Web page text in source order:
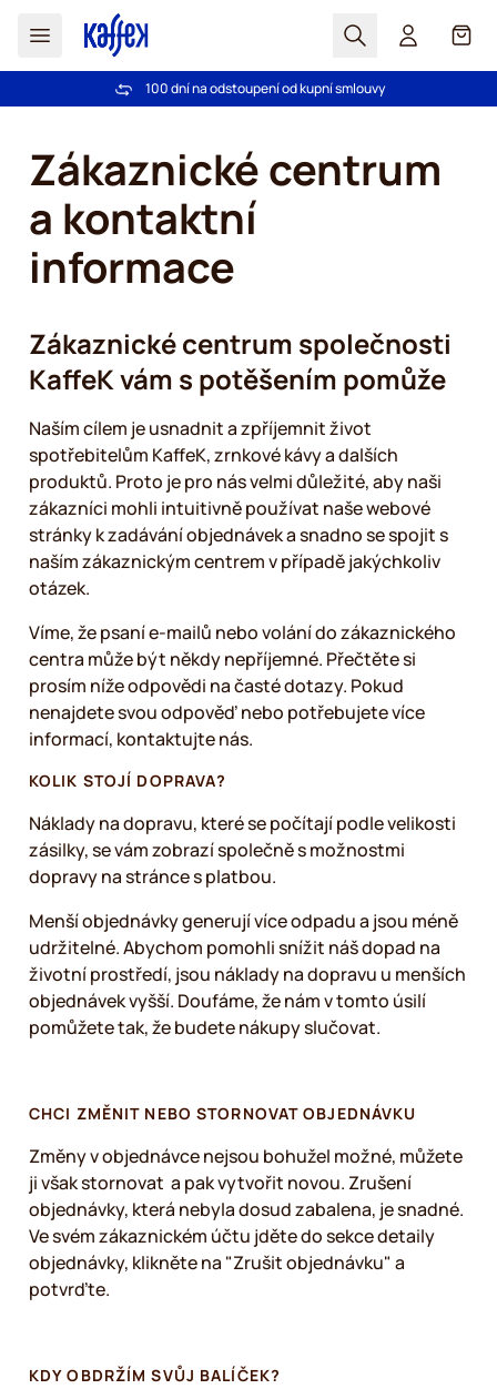
Hledat Košík
Bezplatná doprava nad 1000,00Kč
100 dní na odstoupení od kupní smlouvy
Zákaznické centrum
a kontaktní
informace
Zákaznické centrum společnosti
KaffeK vám s potěšením pomůže
Naším cílem je usnadnit a zpříjemnit život
spotřebitelům KaffeK, zrnkové kávy a dalších
produktů. Proto je pro nás velmi důležité, aby naši
zákazníci mohli intuitivně používat naše webové
stránky k zadávání objednávek a snadno se spojit s
naším zákaznickým centrem v případě jakýchkoliv
otázek.
Víme, že psaní e-mailů nebo volání do zákaznického
centra může být někdy nepříjemné. Přečtěte si
prosím níže odpovědi na časté dotazy. Pokud
nenajdete svou odpověď nebo potřebujete více
informací, kontaktujte nás.
KOLIK STOJÍ DOPRAVA?
Náklady na dopravu, které se počítají podle velikosti
zásilky, se vám zobrazí společně s možnostmi
dopravy na stránce s platbou.
Menší objednávky generují více odpadu a jsou méně
udržitelné. Abychom pomohli snížit náš dopad na
životní prostředí, jsou náklady na dopravu u menších
objednávek vyšší. Doufáme, že nám v tomto úsilí
pomůžete tak, že budete nákupy slučovat.
CHCI ZMĚNIT NEBO STORNOVAT OBJEDNÁVKU
Změny v objednávce nejsou bohužel možné, můžete
ji však stornovat a pak vytvořit novou. Zrušení
objednávky, která nebyla dosud zabalena, je snadné.
Ve svém zákaznickém účtu jděte do sekce detaily
objednávky, klikněte na "Zrušit objednávku" a
potvrďte.
KDY OBDRŽÍM SVŮJ BALÍČEK?